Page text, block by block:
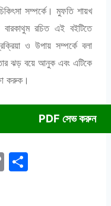
সম্পর্কে। মুফতি শায়খ
বারকাথুম রচিত এই বইটিতে
ও উপায় সম্পর্কে বলা
ঝড় বয়ে আনুক এবং এটিকে
করুক।
PDF সেভ করুন
C